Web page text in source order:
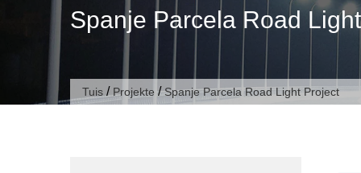
Spanje Parcela Road
Tuis / Projekte /Spanje Parcela Road Light Project